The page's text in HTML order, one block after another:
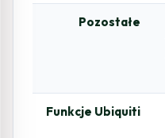
Pozostałe
Funkcje Ubiquiti